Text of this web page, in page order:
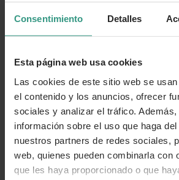
Consentimiento Detalles
Esta página web usa cookies
Las cookies de este sitio web se
el contenido y los anuncios, ofrecer
sociales y analizar el tráfico.
información sobre el uso que haga
nuestros partners de redes sociales,
web, quienes pueden combinarla con
que les haya proporcionado o que
Proteína bruta: 13%
Fibra bruta: 4,5%
Ceniza bruta: 4,8%
Humedad: 20%
Aditivos
Aditivos tecnológicos: